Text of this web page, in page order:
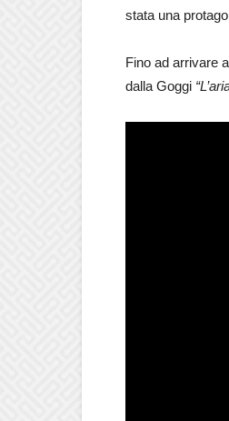
stata una
Fino ad arrivare
dalla Goggi